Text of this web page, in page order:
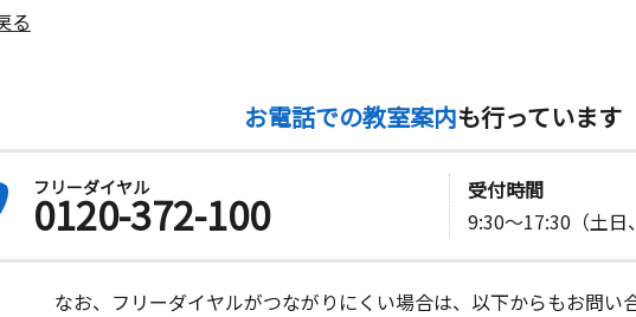
る
お電話での教室案内も行っています
フリーダイヤル
0120-372-100
受付時間
9:30～17:30（土日
なお、フリーダイヤルがつながりにくい場合は、以下からもお問い